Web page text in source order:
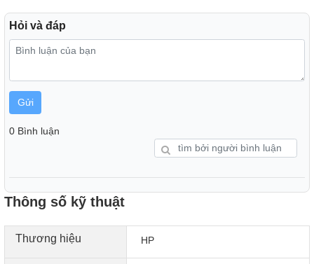
Hỏi và đáp
Gửi
0 Bình luận
Thông số kỹ thuật
Thương hiệu HP